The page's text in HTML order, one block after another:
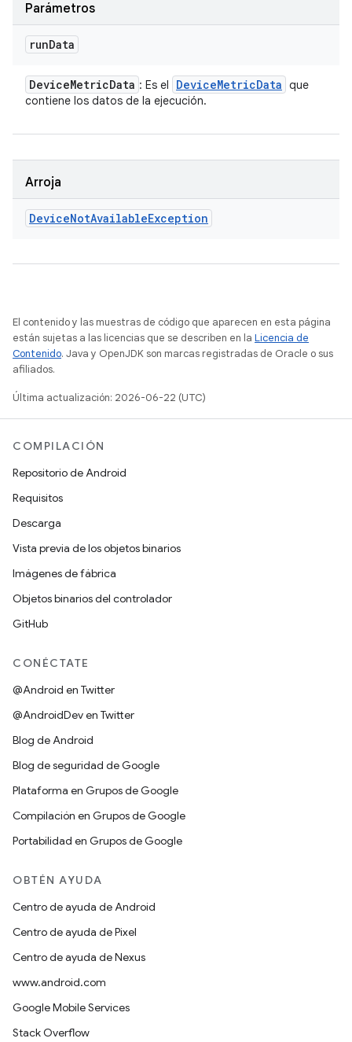
Parámetros
runData
DeviceMetricData : Es el DeviceMetricData que
contiene los datos de la ejecución.
Arroja
DeviceNotAvailableException
El contenido y las muestras de código que aparecen en esta página
están sujetas a las licencias que se describen en la Licencia de
Contenido. Java y OpenJDK son marcas registradas de Oracle o sus
afiliados.
Última actualización: 2026-06-22 (UTC)
COMPILACIÓN
Repositorio de Android
Requisitos
Descarga
Vista previa de los objetos binarios
Imágenes de fábrica
Objetos binarios del controlador
GitHub
CONÉCTATE
@Android en Twitter
@AndroidDev en Twitter
Blog de Android
Blog de seguridad de Google
Plataforma en Grupos de Google
Compilación en Grupos de Google
Portabilidad en Grupos de Google
OBTÉN AYUDA
Centro de ayuda de Android
Centro de ayuda de Pixel
Centro de ayuda de Nexus
www.android.com
Google Mobile Services
Stack Overflow